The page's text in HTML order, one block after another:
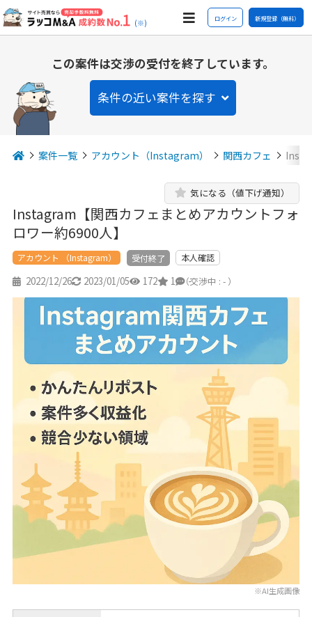
(※) ログイン 新規登録（無料）
この案件は交渉の受付を終了しています。
条件の近い案件を探す
案件一覧 アカウント（Instagram） 関西カフェ
Instagram【関西カフェまとめアカウントフォ
ロワー約6900人】
気になる（値下げ通知）
アカウント （Instagram） 受付終了 本人確認
2022/12/26 2023/01/05 172 1 -
（交渉中 : - ）
※AI生成画像